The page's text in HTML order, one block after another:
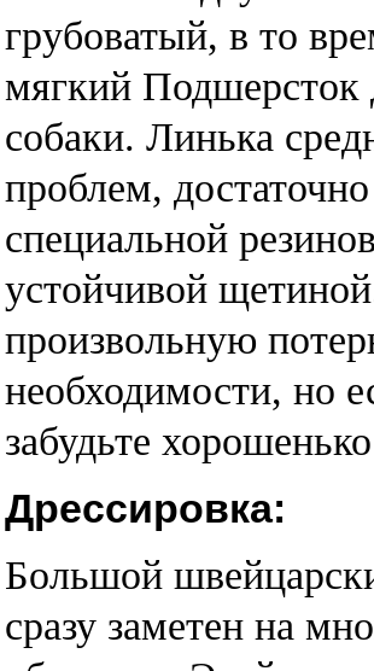
грубоватый, в то
мягкий Подшерсток
собаки. Линька
проблем,
специальной
устойчивой
произвольную
необходимости, но
забудьте
Дрессировка:
Большой
сразу заметен на